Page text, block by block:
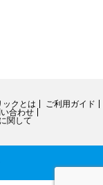
ックとは
ご利用ガイド
合わせ
関して